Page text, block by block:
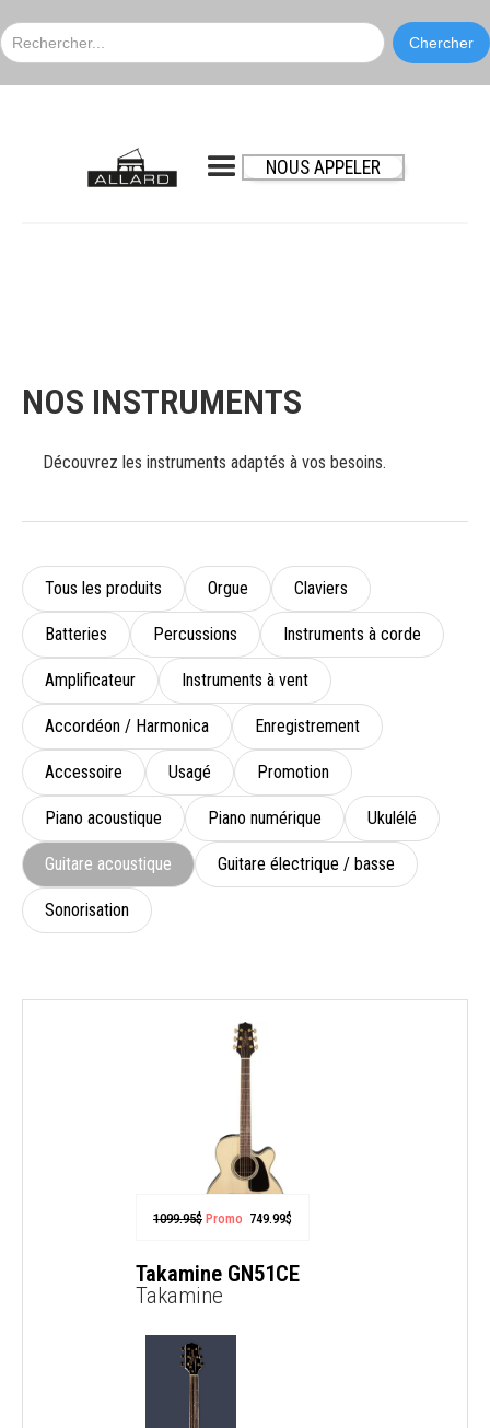
NOUS APPELER
NOS INSTRUMENTS
Découvrez les instruments adaptés à vos besoins.
Tous les produits Orgue Claviers
Batteries Percussions Instruments à corde
Amplificateur Instruments à vent
Accordéon / Harmonica Enregistrement
Accessoire Usagé Promotion
Piano acoustique Piano numérique Ukulélé
Guitare acoustique Guitare électrique / basse
Sonorisation
1099.95$ Promo 749.99$
Takamine GN51CE
Takamine